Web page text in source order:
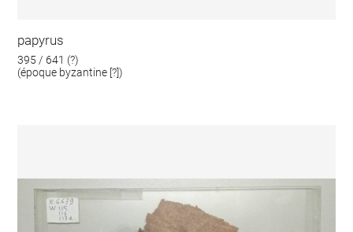
papyrus
395 / 641 (?)
(époque byzantine [?])